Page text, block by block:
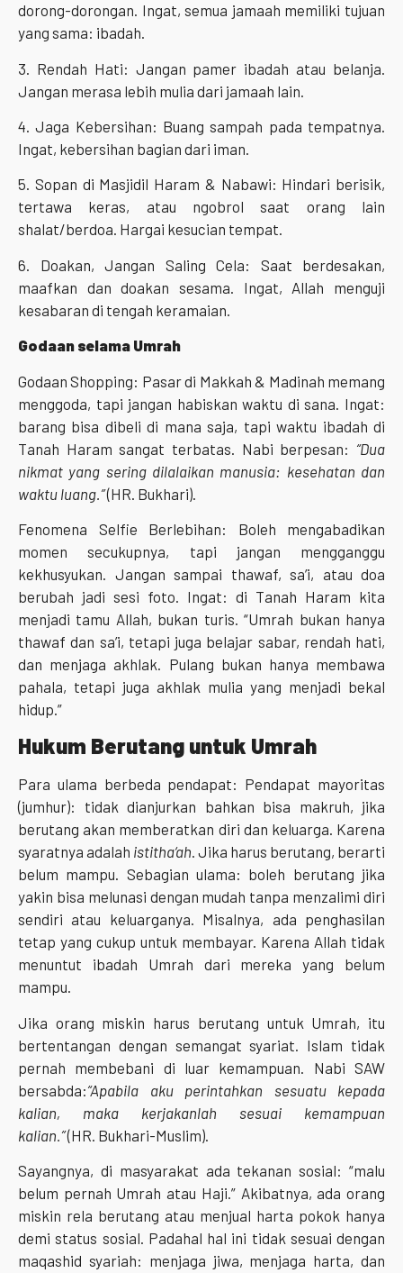
dorong-dorongan. Ingat, semua jamaah memiliki tujuan
yang sama: ibadah.
3. Rendah Hati: Jangan pamer ibadah atau belanja.
Jangan merasa lebih mulia dari jamaah lain.
4. Jaga Kebersihan: Buang sampah pada tempatnya.
Ingat, kebersihan bagian dari iman.
5. Sopan di Masjidil Haram & Nabawi: Hindari berisik,
tertawa keras, atau ngobrol saat orang lain
shalat/berdoa. Hargai kesucian tempat.
6. Doakan, Jangan Saling Cela: Saat berdesakan,
maafkan dan doakan sesama. Ingat, Allah menguji
kesabaran di tengah keramaian.
Godaan selama Umrah
Godaan Shopping: Pasar di Makkah & Madinah memang
menggoda, tapi jangan habiskan waktu di sana. Ingat:
barang bisa dibeli di mana saja, tapi waktu ibadah di
Tanah Haram sangat terbatas. Nabi berpesan: “Dua
nikmat yang sering dilalaikan manusia: kesehatan dan
waktu luang.”(HR. Bukhari).
Fenomena Selfie Berlebihan: Boleh mengabadikan
momen secukupnya, tapi jangan mengganggu
kekhusyukan. Jangan sampai thawaf, sa’i, atau doa
berubah jadi sesi foto. Ingat: di Tanah Haram kita
menjadi tamu Allah, bukan turis. “Umrah bukan hanya
thawaf dan sa’i, tetapi juga belajar sabar, rendah hati,
dan menjaga akhlak. Pulang bukan hanya membawa
pahala, tetapi juga akhlak mulia yang menjadi bekal
hidup.”
Hukum Berutang untuk Umrah
Para ulama berbeda pendapat: Pendapat mayoritas
(jumhur): tidak dianjurkan bahkan bisa makruh, jika
berutang akan memberatkan diri dan keluarga. Karena
syaratnya adalah istitha‘ah. Jika harus berutang, berarti
belum mampu. Sebagian ulama: boleh berutang jika
yakin bisa melunasi dengan mudah tanpa menzalimi diri
sendiri atau keluarganya. Misalnya, ada penghasilan
tetap yang cukup untuk membayar. Karena Allah tidak
menuntut ibadah Umrah dari mereka yang belum
mampu.
Jika orang miskin harus berutang untuk Umrah, itu
bertentangan dengan semangat syariat. Islam tidak
pernah membebani di luar kemampuan. Nabi SAW
bersabda:“Apabila aku perintahkan sesuatu kepada
kalian, maka kerjakanlah sesuai kemampuan
kalian.”(HR. Bukhari-Muslim).
Sayangnya, di masyarakat ada tekanan sosial: “malu
belum pernah Umrah atau Haji.” Akibatnya, ada orang
miskin rela berutang atau menjual harta pokok hanya
demi status sosial. Padahal hal ini tidak sesuai dengan
maqashid syariah: menjaga jiwa, menjaga harta, dan